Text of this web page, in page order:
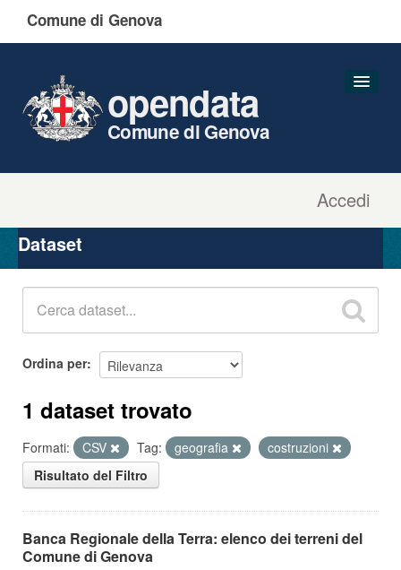
Comune di Genova
Accedi
opendata
Comune di Genova
Organizzazioni
Gruppi
Dataset
Ordina per
1 dataset trovato
Formati: CSV Tag: geografia
costruzioni
Risultato del Filtro
Banca Regionale della Terra: elenco dei terreni del
Comune di Genova